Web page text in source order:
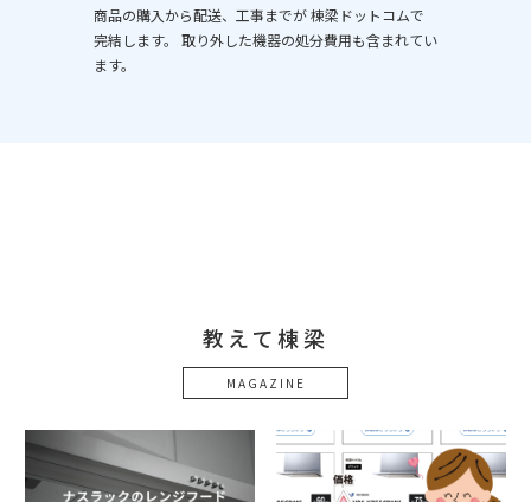
商品の購入から配送、工事までが 棟梁ドットコムで
完結します。 取り外した機器の処分費用も含まれてい
ます。
教えて棟梁
MAGAZINE